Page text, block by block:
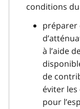
conditions
préparer
à l’aide
de
éviter
pour